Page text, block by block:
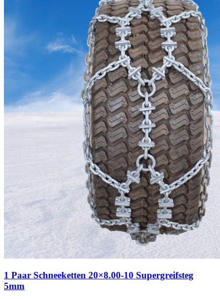
1 Paar Schneeketten 20×8.00-10 Supergreifsteg
5mm